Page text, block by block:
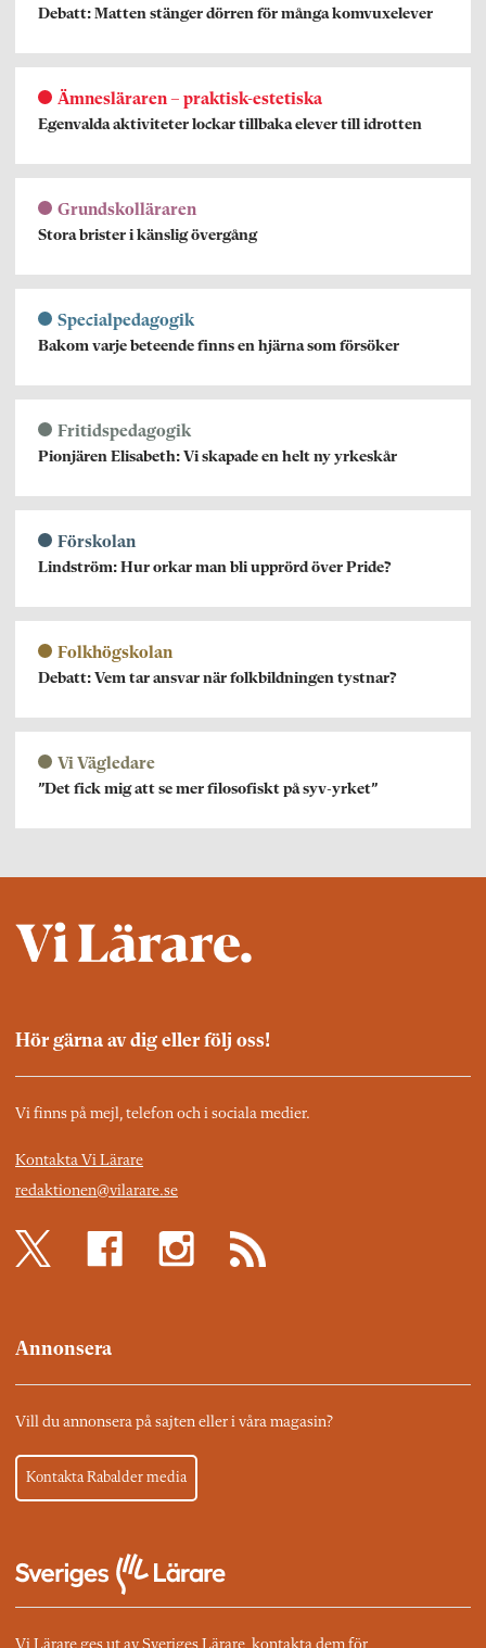
Debatt: Matten stänger dörren för många komvuxelever
Ämnesläraren – praktisk-estetiska
Egenvalda aktiviteter lockar tillbaka elever till idrotten
Grundskolläraren
Stora brister i känslig övergång
Specialpedagogik
Bakom varje beteende finns en hjärna som försöker
Fritidspedagogik
Pionjären Elisabeth: Vi skapade en helt ny yrkeskår
Förskolan
Lindström: Hur orkar man bli upprörd över Pride?
Folkhögskolan
Debatt: Vem tar ansvar när folkbildningen tystnar?
Vi Vägledare
”Det fick mig att se mer filosofiskt på syv-yrket”
Hör gärna av dig eller följ oss!
Vi finns på mejl, telefon och i sociala medier.
Kontakta Vi Lärare
redaktionen@vilarare.se
Annonsera
Vill du annonsera på sajten eller i våra magasin?
Kontakta Rabalder media